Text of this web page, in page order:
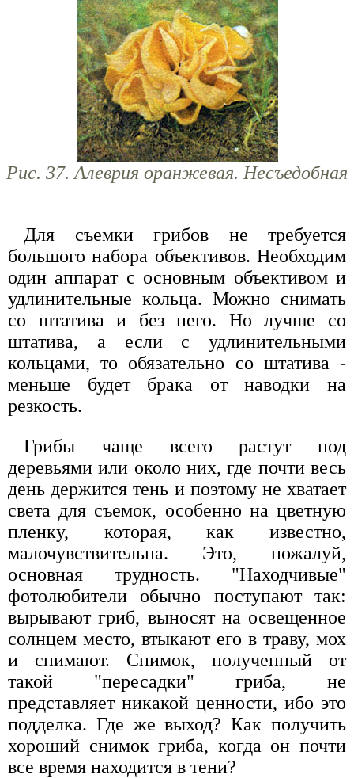
Рис. 37. Алеврия оранжевая. Несъедобная
Для съемки грибов не требуется
большого набора объективов. Необходим
один аппарат с основным объективом и
удлинительные кольца. Можно снимать
со штатива и без него. Но лучше со
штатива, а если с удлинительными
кольцами, то обязательно со штатива -
меньше будет брака от наводки на
резкость.
Грибы чаще всего растут под
деревьями или около них, где почти весь
день держится тень и поэтому не хватает
света для съемок, особенно на цветную
пленку, которая, как известно,
малочувствительна. Это, пожалуй,
основная трудность. "Находчивые"
фотолюбители обычно поступают так:
вырывают гриб, выносят на освещенное
солнцем место, втыкают его в траву, мох
и снимают. Снимок, полученный от
такой "пересадки" гриба, не
представляет никакой ценности, ибо это
подделка. Где же выход? Как получить
хороший снимок гриба, когда он почти
все время находится в тени?